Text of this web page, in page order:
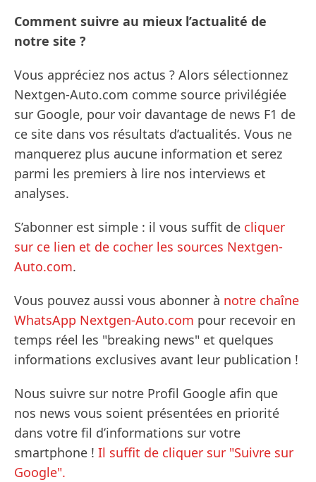
Comment suivre au mieux l’actualité de
notre site ?
Vous appréciez nos actus ? Alors sélectionnez
Nextgen-Auto.com comme source privilégiée
sur Google, pour voir davantage de news F1 de
ce site dans vos résultats d’actualités. Vous ne
manquerez plus aucune information et serez
parmi les premiers à lire nos interviews et
analyses.
S’abonner est simple : il vous suffit de cliquer
sur ce lien et de cocher les sources Nextgen-
Auto.com.
Vous pouvez aussi vous abonner à notre chaîne
WhatsApp Nextgen-Auto.com pour recevoir en
temps réel les "breaking news" et quelques
informations exclusives avant leur publication !
Nous suivre sur notre Profil Google afin que
nos news vous soient présentées en priorité
dans votre fil d’informations sur votre
smartphone ! Il suffit de cliquer sur "Suivre sur
Google".